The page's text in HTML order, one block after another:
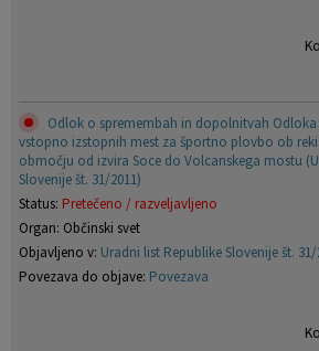
Odlok o spremembah in dopolnitvah
vstopno izstopnih mest za športno plovbo ob
območju od izvira Soce do Volcanskega mostu
Slovenije št. 31/2011)
Status: Pretečeno / razveljavljeno
Organ: Občinski svet
Objavljeno v: Uradni list Republike Slovenije št. 31/
Povezava do objave: Povezava